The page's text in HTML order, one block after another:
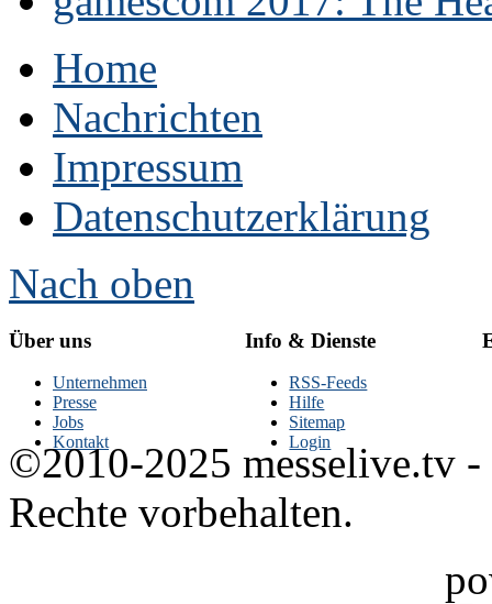
Home
Nachrichten
Impressum
Datenschutzerklärung
Nach oben
Über uns
Unternehmen
Presse
Jobs
Kontakt
Info & Dienste
RSS-Feeds
Hilfe
Sitemap
Login
©2010-2025 messelive.tv -
Rechte vorbehalten.